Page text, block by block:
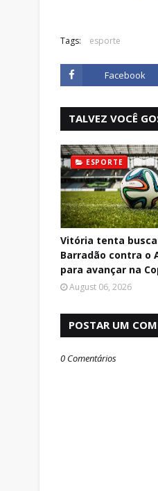
Tags: esporte
Facebook
TALVEZ VOCÊ
ESPORTE
Vitória tenta
Barradão contra o
para avançar na
August 06, 2026
POSTAR UM
0 Comentários